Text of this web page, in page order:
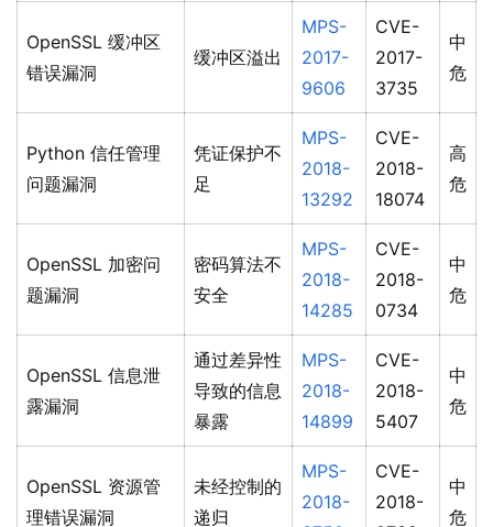
OpenSSL 缓冲区
错误漏洞
缓冲区溢出
MPS-
2017-
9606
CVE-
2017-
3735
中
危
Python 信任管理
问题漏洞
凭证保护不
足
MPS-
2018-
13292
CVE-
2018-
18074
高
危
OpenSSL 加密问
题漏洞
密码算法不
安全
MPS-
2018-
14285
CVE-
2018-
0734
中
危
OpenSSL 信息泄
露漏洞
通过差异性
导致的信息
暴露
MPS-
2018-
14899
CVE-
2018-
5407
中
危
OpenSSL 资源管
理错误漏洞
未经控制的
递归
MPS-
2018-
CVE-
2018-
中
危